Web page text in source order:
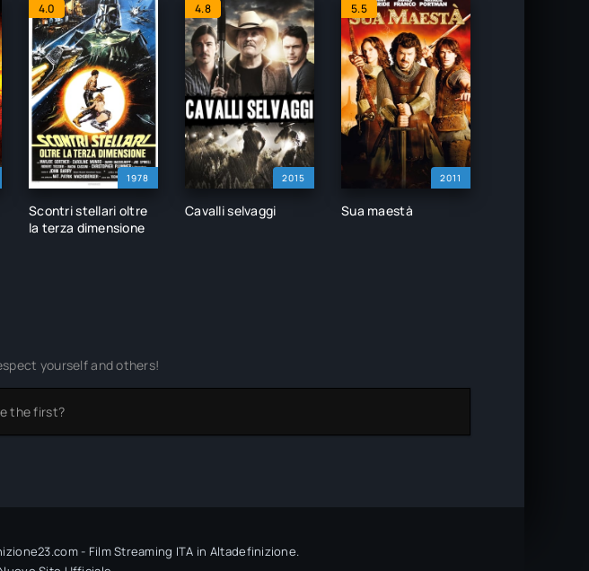
1978
4.0
Scontri stellari oltre
la terza dimensione
2015
4.8
Cavalli selvaggi
2011
5.5
Sua maestà
yourself and others!
the first?
- Film Streaming ITA in Altadefinizione.